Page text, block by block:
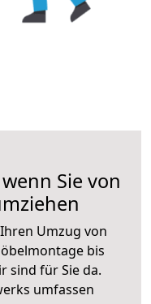
Sie von
Umzug von
bis
sind für Sie da.
umfassen